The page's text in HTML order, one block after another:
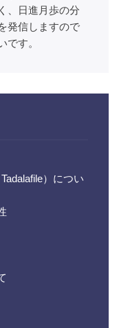
、日進月歩の分
発信しますので
です。
）につい